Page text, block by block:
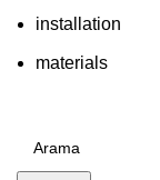
installation
materials